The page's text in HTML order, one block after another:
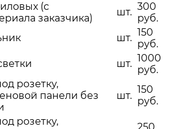
(с
заказчика)
шт. 300
руб.
шт. 150
руб.
шт. 1000
руб.
розетку,
панели без
шт.
150
руб.
розетку,